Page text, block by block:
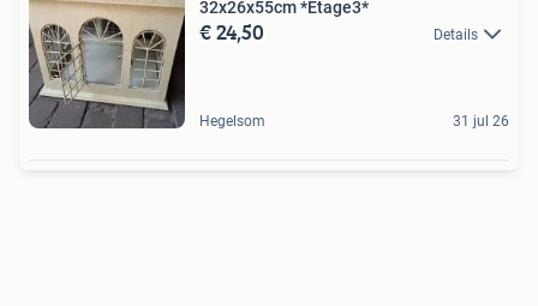
32x26x55cm *Etage3*
€ 24,50 Details
Hegelsom 31 jul 26